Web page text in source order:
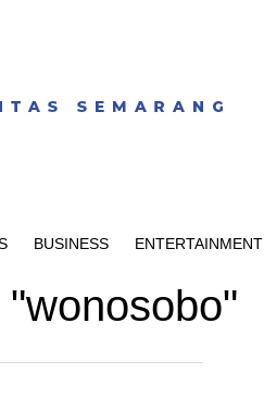
BUSINESS ENTERTAINMENT